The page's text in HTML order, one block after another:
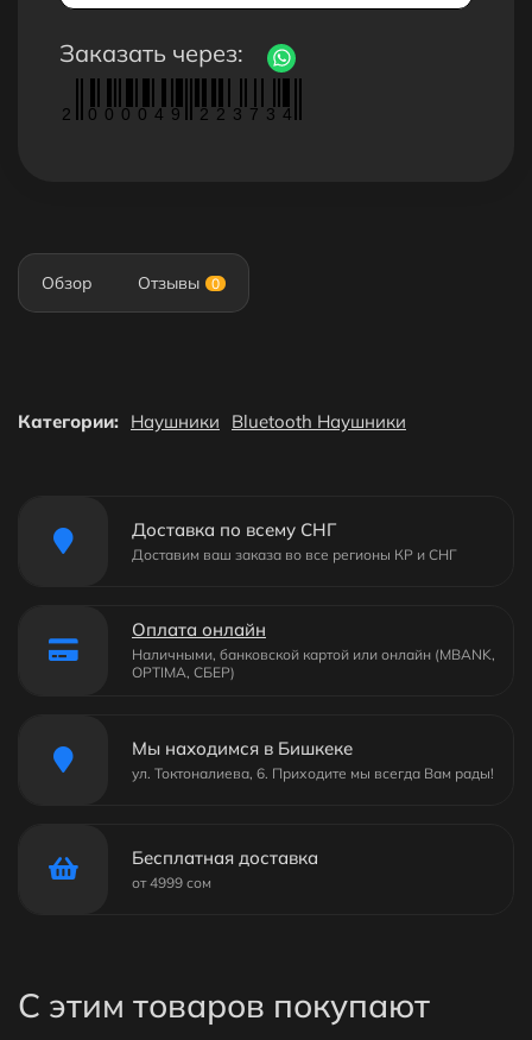
Заказать через:
2 0 0 0 0 4 9 2 2 3 7 3 4
Обзор Отзывы 0
Категории: Наушники Bluetooth Наушники
Доставка по всему СНГ
Доставим ваш заказа во все регионы КР и СНГ
Оплата онлайн
Наличными, банковской картой или онлайн (MBANK,
OPTIMA, СБЕР)
Мы находимся в Бишкеке
ул. Токтоналиева, 6. Приходите мы всегда Вам рады!
Бесплатная доставка
от 4999 сом
С этим товаров покупают